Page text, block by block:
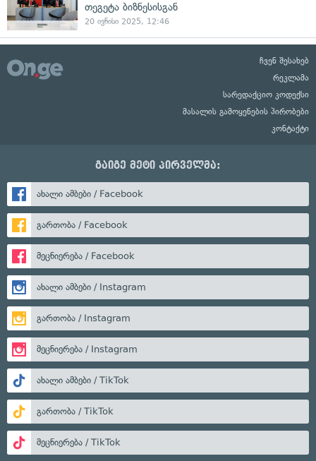
თეგეტა ბიზნესისგან
20 ივნისი 2025, 12:46
ჩვენ შესახებ
რეკლამა
სარედაქციო კოდექსი
მასალის გამოყენების პირობები
კონტაქტი
გაიგე მეტი პირველმა:
ახალი ამბები / Facebook
გართობა / Facebook
მეცნიერება / Facebook
ახალი ამბები / Instagram
გართობა / Instagram
მეცნიერება / Instagram
ახალი ამბები / TikTok
გართობა / TikTok
მეცნიერება / TikTok